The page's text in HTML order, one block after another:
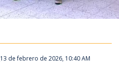
13 de febrero de 2026, 10:40 AM